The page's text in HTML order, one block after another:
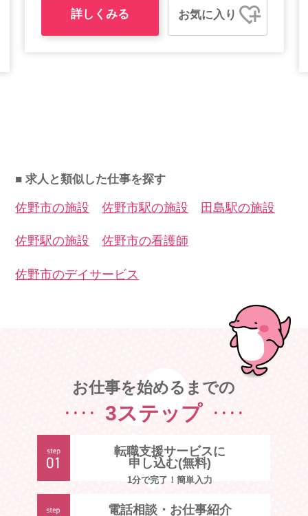
詳しくみる お気に入り
■ 求人と類似した仕事を探す
佐野市の施設 佐野市駅の施設 田島駅の施設
佐野駅の施設 佐野市の看護師
佐野市のデイサービス
お仕事を始めるまでの
3ステップ
転職支援サービスに
申し込む(無料)
1分で完了！簡単入力
電話相談・お仕事紹介